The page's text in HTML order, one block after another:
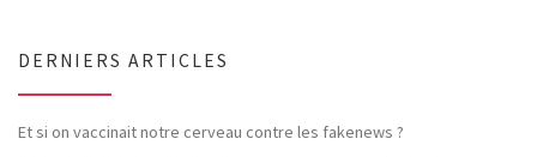
DERNIERS ARTICLES
Et si on vaccinait notre cerveau contre les fakenews ?